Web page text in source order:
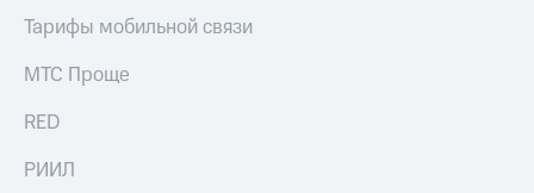
доход
Страхование
RED,
Тарифы мобильной связи
МТС Проще
RED
РИИЛ